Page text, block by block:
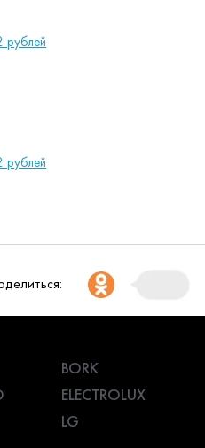
рублей
рублей
BORK
ELECTROLUX
LG